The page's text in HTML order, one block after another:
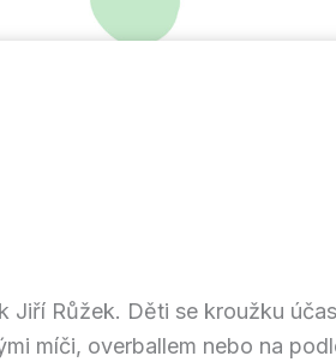
Růžek. Děti se kroužku
míči, overballem nebo na